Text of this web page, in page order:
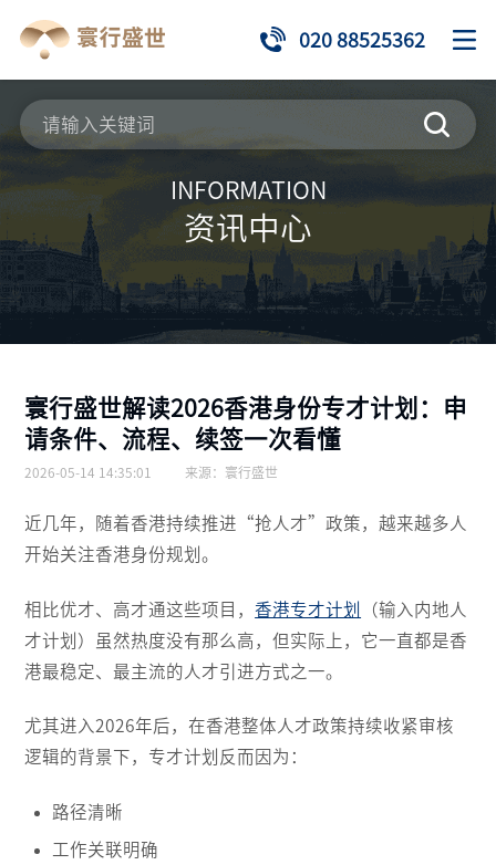
020 88525362
INFORMATION
资讯中心
寰行盛世解读2026香港身份专才计划：申
请条件、流程、续签一次看懂
2026-05-14 14:35:01 来源： 寰行盛世
近几年，随着香港持续推进“抢人才”政策，越来越多人
开始关注香港身份规划。
相比优才、高才通这些项目，香港专才计划
（输入内地人
才计划）虽然热度没有那么高，但实际上，它一直都是香
港最稳定、最主流的人才引进方式之一。
尤其进入2026年后，在香港整体人才政策持续收紧审核
逻辑的背景下，专才计划反而因为：
路径清晰
工作关联明确